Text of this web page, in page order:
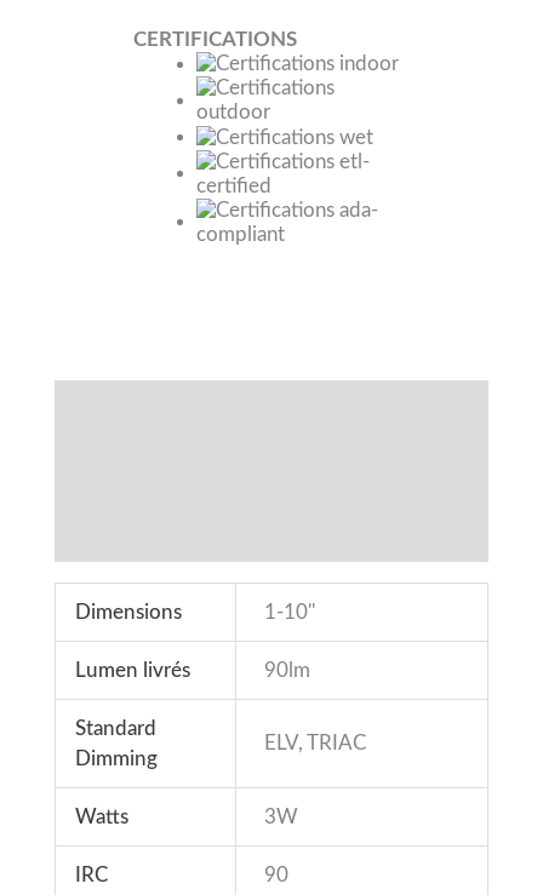
CERTIFICATIONS
Dimensions 1-10''
Lumen livrés 90lm
Standard
Dimming
ELV, TRIAC
Watts 3W
IRC 90